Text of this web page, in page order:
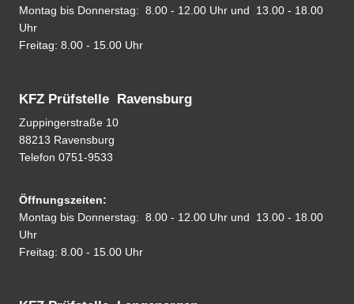
Montag bis Donnerstag: 8.00 - 12.00 Uhr und 13.00 - 18.00
Uhr
Freitag: 8.00 - 15.00 Uhr
KFZ Prüfstelle Ravensburg
Zuppingerstraße 10
88213 Ravensburg
Telefon 0751-9533
Öffnungszeiten:
Montag bis Donnerstag: 8.00 - 12.00 Uhr und 13.00 - 18.00
Uhr
Freitag: 8.00 - 15.00 Uhr